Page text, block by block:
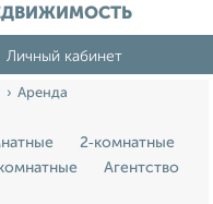
Личный кабинет
Аренда
2‑комнатные
Агентство